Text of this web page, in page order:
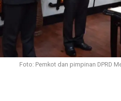
Foto: Pemkot dan pimpinan DPRD